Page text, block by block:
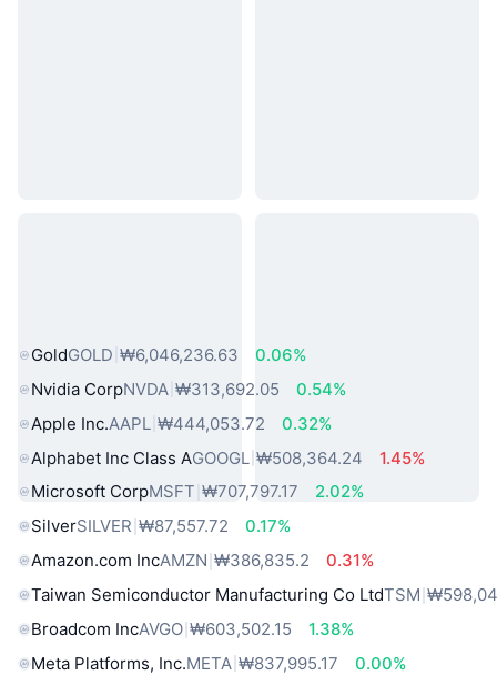
GoldGOLD ₩6,046,236.63
0.06%
Nvidia CorpNVDA ₩313,692.05
0.54%
Apple Inc.AAPL ₩444,053.72
0.32%
Alphabet Inc Class AGOOGL ₩508,364.24
1.45%
Microsoft CorpMSFT ₩707,797.17
2.02%
SilverSILVER ₩87,557.72
0.17%
Amazon.com IncAMZN ₩386,835.2
0.31%
Taiwan Semiconductor Manufacturing Co LtdTSM
Broadcom IncAVGO ₩603,502.15
1.38%
Meta Platforms, Inc.META ₩837,995.17
0.00%